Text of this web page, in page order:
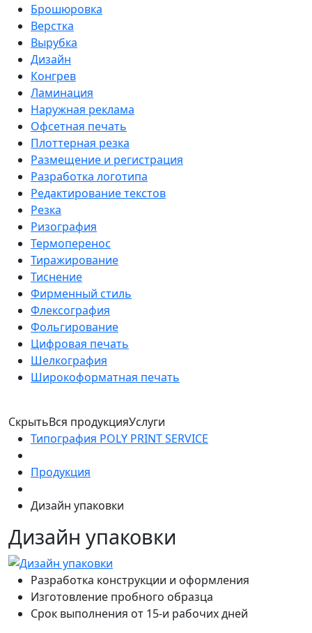
Брошюровка
Верстка
Вырубка
Дизайн
Конгрев
Ламинация
Наружная реклама
Офсетная печать
Плоттерная резка
Размещение и регистрация
Разработка логотипа
Редактирование текстов
Резка
Ризография
Термоперенос
Тиражирование
Тиснение
Фирменный стиль
Флексография
Фольгирование
Цифровая печать
Шелкография
Широкоформатная печать
СкрытьВся продукцияУслуги
Типография POLY PRINT SERVICE
Продукция
Дизайн упаковки
Дизайн упаковки
Разработка конструкции и оформления
Изготовление пробного образца
Срок выполнения от 15-и рабочих дней